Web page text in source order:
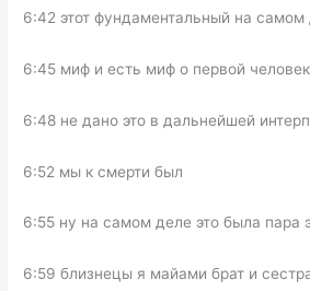
6:42 этот фундаментальный на самом
6:45 миф и есть миф о первой
6:48 не дано это в дальнейшей
6:52 мы к смерти был
6:55 ну на самом деле это была пара
6:59 близнецы я майами брат и